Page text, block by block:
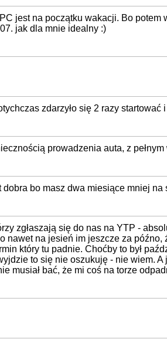
jest na początku wakacji. Bo
jak dla mnie idealny :)
zdarzyło się 2 razy startować
prowadzenia auta, z
bo masz dwa miesiące mniej
zgłaszają się do nas na YTP -
nawet na jesień im jeszcze za
który tu padnie. Choćby to był
to się nie oszukuję - nie wiem.
musiał bać, że mi coś na torze